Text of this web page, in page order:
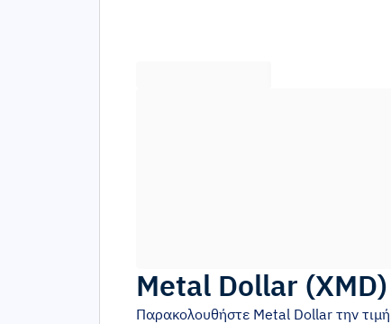
Metal Dollar (XMD)
Παρακολουθήστε Metal Dollar την